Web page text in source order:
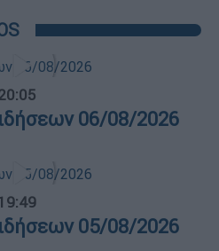
06/08/2026
05/08/2026